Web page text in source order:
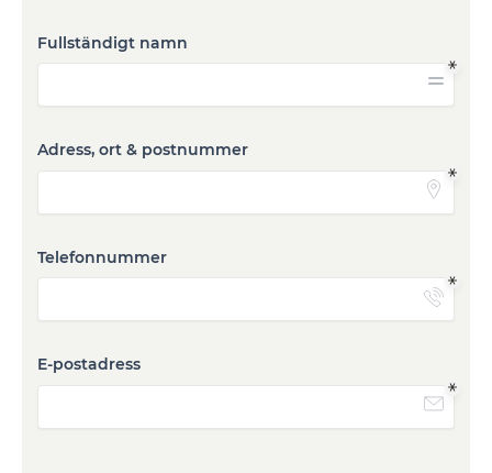
Fullständigt namn
Adress, ort & postnummer
Telefonnummer
E-postadress